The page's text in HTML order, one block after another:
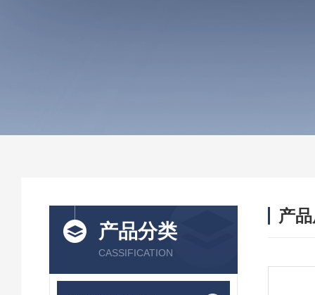
产品分类
CASSIFICATION
产